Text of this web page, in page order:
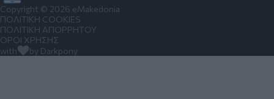
Copyright © 2026 eMakedonia
ΠΟΛΙΤΙΚΗ COOKIES
ΠΟΛΙΤΙΚΗ ΑΠΟΡΡΗΤΟΥ
ΟΡΟΙ ΧΡΗΣΗΣ
with
by Darkpony